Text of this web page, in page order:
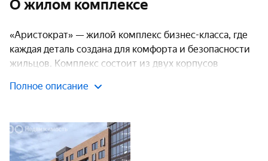
О жилом комплексе
«Аристократ» — жилой комплекс бизнес-класса, где
каждая деталь создана для комфорта и безопасности
жильцов. Комплекс состоит из двух корпусов
подтверждает надёжность застройщика и готовность
Транспортная доступность
Полное описание